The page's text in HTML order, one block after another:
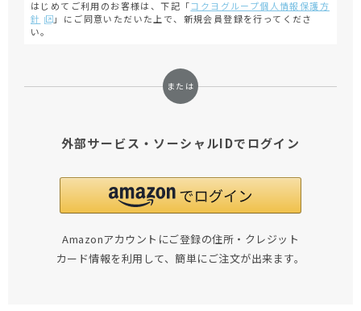
はじめてご利用のお客様は、下記「コクヨグループ個人情報保護方
針
」にご同意いただいた上で、新規会員登録を行ってくださ
い。
外部サービス・ソーシャルIDでログイン
Amazonアカウントにご登録の住所・クレジット
カード情報を利用して、簡単にご注文が出来ます。